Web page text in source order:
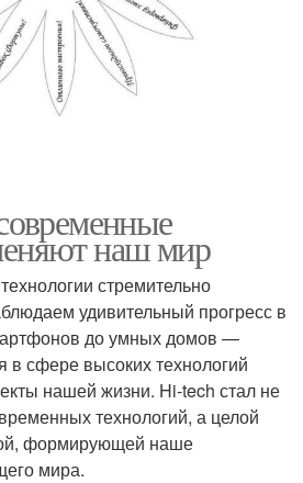
наш мир
стремительно
удивительный прогресс в
до умных домов —
сфере высоких технологий
нашей жизни. Hi-tech стал не
технологий, а целой
формирующей наше
мира.